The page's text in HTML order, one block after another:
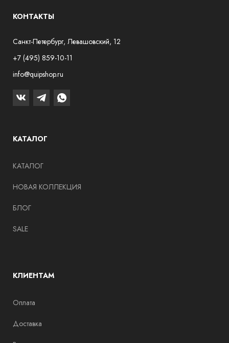
КОНТАКТЫ
Санкт-Петербург, Левашовский, 12
+7 (495) 859-10-11
info@quipshop.ru
КАТАЛОГ
КАТАЛОГ
НОВАЯ КОЛЛЕКЦИЯ
БЛОГ
SALE
КЛИЕНТАМ
Оплата
Доставка